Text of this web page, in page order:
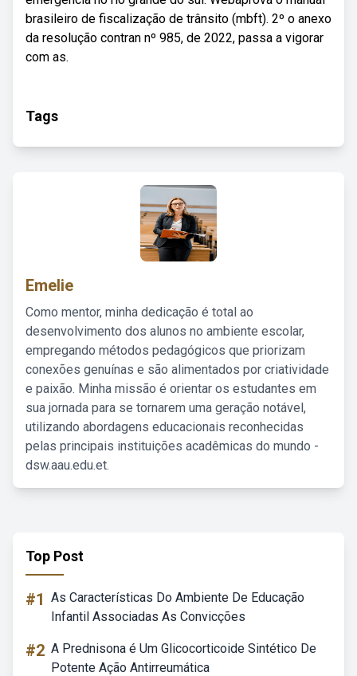
brasileiro de fiscalização de trânsito (mbft). 2º o anexo
da resolução contran nº 985, de 2022, passa a vigorar
com as.
Tags
Emelie
Como mentor, minha dedicação é total ao
desenvolvimento dos alunos no ambiente escolar,
empregando métodos pedagógicos que priorizam
conexões genuínas e são alimentados por criatividade
e paixão. Minha missão é orientar os estudantes em
sua jornada para se tornarem uma geração notável,
utilizando abordagens educacionais reconhecidas
pelas principais instituições acadêmicas do mundo -
dsw.aau.edu.et.
Top Post
#1 As Características Do Ambiente De Educação
Infantil Associadas As Convicções
#2 A Prednisona é Um Glicocorticoide Sintético De
Potente Ação Antirreumática